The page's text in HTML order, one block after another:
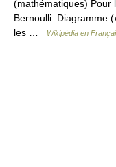
(mathématiques) Pour
Bernoulli. Diagramme
les …
Wikipédia en